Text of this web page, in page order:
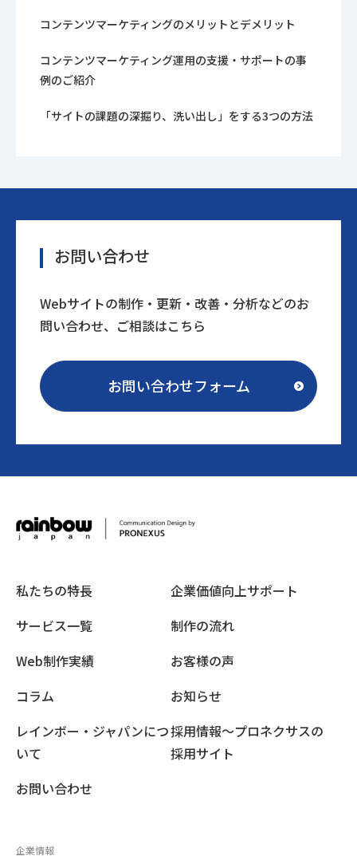
コンテンツマーケティングのメリットとデメリット
コンテンツマーケティング運用の支援・サポートの事
例のご紹介
「サイトの課題の深掘り、洗い出し」をする3つの方法
お問い合わせ
Webサイトの制作・更新・改善・分析などのお
問い合わせ、ご相談はこちら
お問い合わせフォーム
私たちの特長
企業価値向上サポート
サービス一覧
制作の流れ
Web制作実績
お客様の声
コラム
お知らせ
レインボー・ジャパンにつ
いて
採用情報〜プロネクサスの
採用サイト
お問い合わせ
企業情報